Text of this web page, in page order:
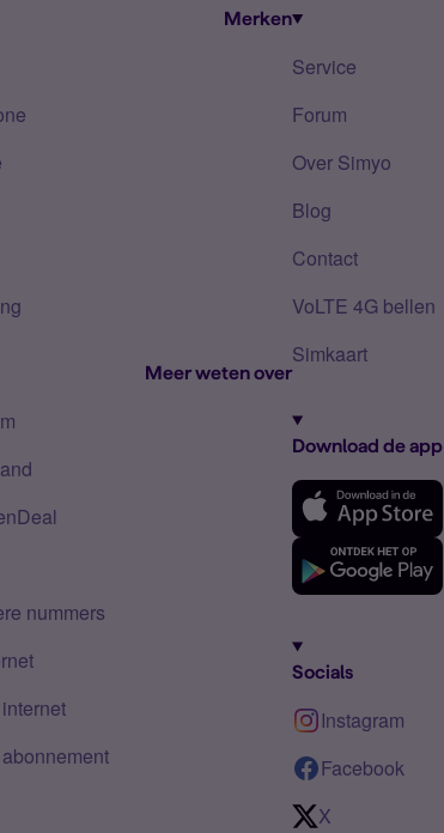
Merken
Meer weten over
nummers
Service
Forum
Over Simyo
Blog
Contact
VoLTE 4G bellen
Simkaart
Download de app
Socials
Instagram
Facebook
X